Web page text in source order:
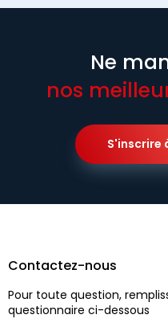
Ne
nos
S'inscrire
Contactez-nous
Pour toute question,
questionnaire ci-dessous